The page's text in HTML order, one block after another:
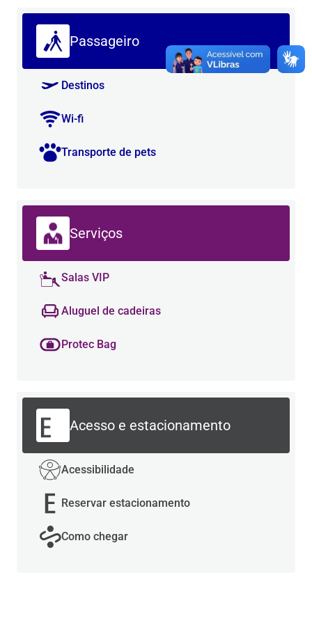
Passageiro
Destinos
Wi-fi
Transporte de pets
Serviços
Salas VIP
Aluguel de cadeiras
Protec Bag
Acesso e estacionamento
Acessibilidade
Reservar estacionamento
Como chegar